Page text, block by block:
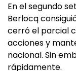
En el segundo
Berlocq
cerró el parcial
acciones y
nacional. Sin
rápidamente.